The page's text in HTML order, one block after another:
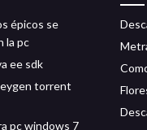
épicos se
la pc
ee sdk
torrent
pc windows 7